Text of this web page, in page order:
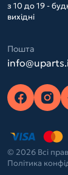
з 10 до 19 -
вихідні
Пошта
© 2026 Всі
Політика